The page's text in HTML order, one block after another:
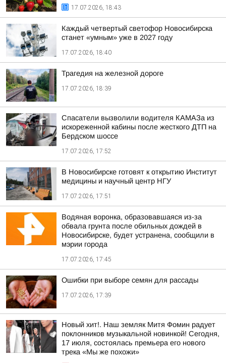
17.07.2026, 18:43
Каждый четвертый светофор Новосибирска
станет «умным» уже в 2027 году
17.07.2026, 18:40
Трагедия на железной дороге
17.07.2026, 18:39
Спасатели вызволили водителя КАМАЗа из
искореженной кабины после жесткого ДТП на
Бердском шоссе
17.07.2026, 17:52
В Новосибирске готовят к открытию Институт
медицины и научный центр НГУ
17.07.2026, 17:51
Водяная воронка, образовавшаяся из-за
обвала грунта после обильных дождей в
Новосибирске, будет устранена, сообщили в
мэрии города
17.07.2026, 17:45
Ошибки при выборе семян для рассады
17.07.2026, 17:39
Новый хит!. Наш земляк Митя Фомин радует
поклонников музыкальной новинкой! Сегодня,
17 июля, состоялась премьера его нового
трека «Мы же похожи»